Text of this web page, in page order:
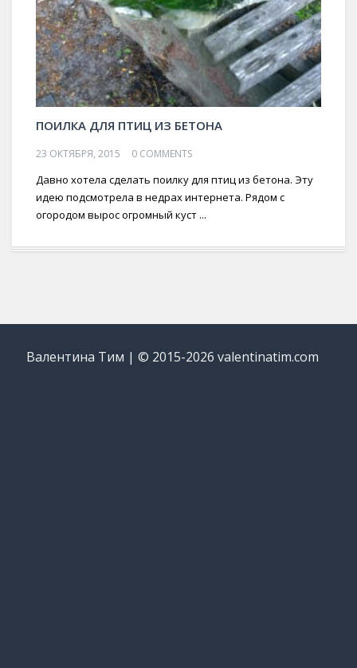
ПОИЛКА ДЛЯ ПТИЦ ИЗ БЕТОНА
23 ОКТЯБРЯ, 2015 0 COMMENTS
Давно хотела сделать поилку для птиц из бетона. Эту
идею подсмотрела в недрах интернета. Рядом с
огородом вырос огромный куст ...
Валентина Тим | © 2015-2026 valentinatim.com